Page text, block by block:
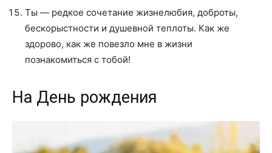
Ты — редкое сочетание жизнелюбия, доброты,
бескорыстности и душевной теплоты. Как же
здорово, как же повезло мне в жизни
познакомиться с тобой!
На День рождения